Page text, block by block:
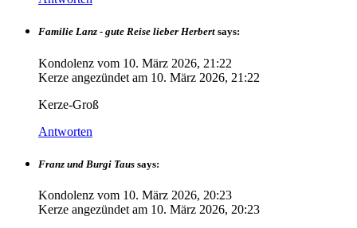
Familie Lanz - gute Reise lieber Herbert says:
Kondolenz vom 10. März 2026, 21:22
Kerze angezündet am 10. März 2026, 21:22
Kerze-Groß
Antworten
Franz und Burgi Taus says:
Kondolenz vom 10. März 2026, 20:23
Kerze angezündet am 10. März 2026, 20:23